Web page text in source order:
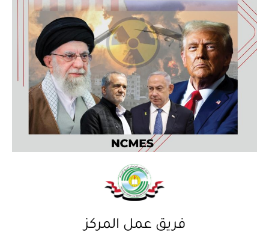
فريق عمل المركز